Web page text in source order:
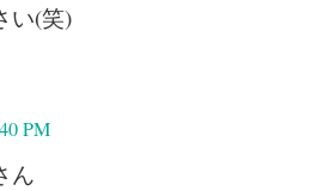
い(笑)
PM
ん